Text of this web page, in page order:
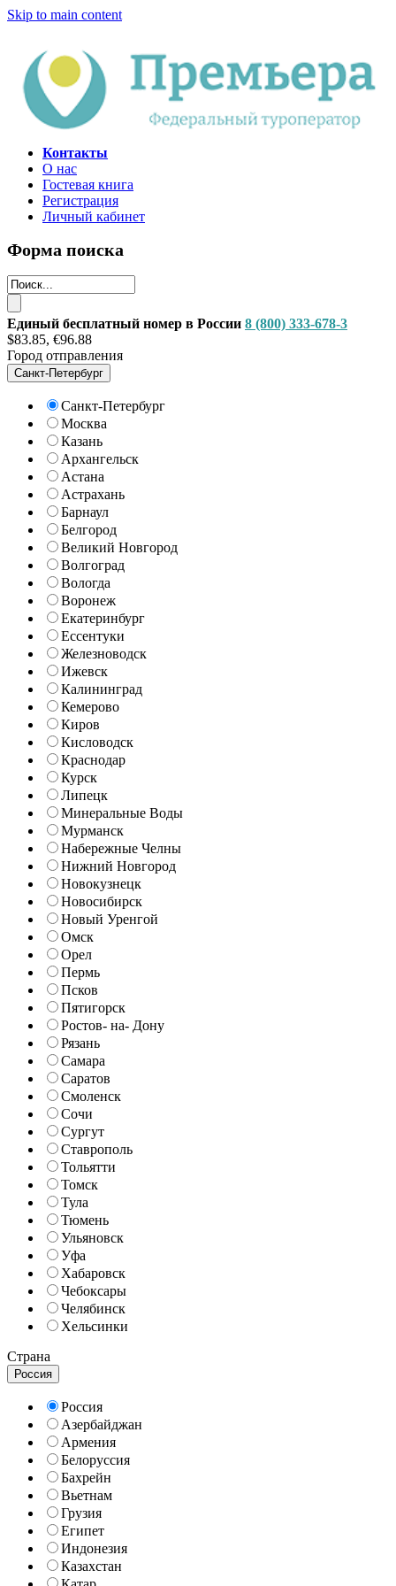
Skip to main content
Контакты
О нас
Гостевая книга
Регистрация
Личный кабинет
Форма поиска
Единый бесплатный номер в России 8 (800) 333-678-3
$83.85, €96.88
Город отправления
Санкт-Петербург
Санкт-Петербург
Москва
Казань
Архангельск
Астана
Астрахань
Барнаул
Белгород
Великий Новгород
Волгоград
Вологда
Воронеж
Екатеринбург
Ессентуки
Железноводск
Ижевск
Калининград
Кемерово
Киров
Кисловодск
Краснодар
Курск
Липецк
Минеральные Воды
Мурманск
Набережные Челны
Нижний Новгород
Новокузнецк
Новосибирск
Новый Уренгой
Омск
Орел
Пермь
Псков
Пятигорск
Ростов- на- Дону
Рязань
Самара
Саратов
Смоленск
Сочи
Сургут
Ставрополь
Тольятти
Томск
Тула
Тюмень
Ульяновск
Уфа
Хабаровск
Чебоксары
Челябинск
Хельсинки
Страна
Россия
Россия
Азербайджан
Армения
Белоруссия
Бахрейн
Вьетнам
Грузия
Египет
Индонезия
Казахстан